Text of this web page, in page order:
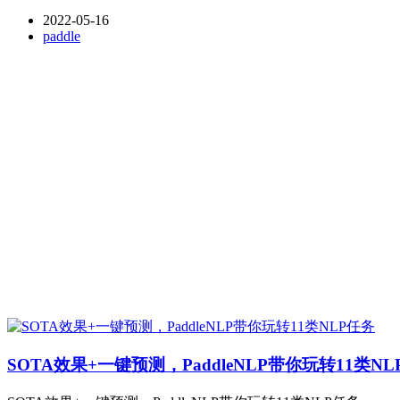
2022-05-16
paddle
SOTA效果+一键预测，PaddleNLP带你玩转11类